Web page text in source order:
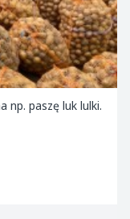
np. paszę luk lulki.